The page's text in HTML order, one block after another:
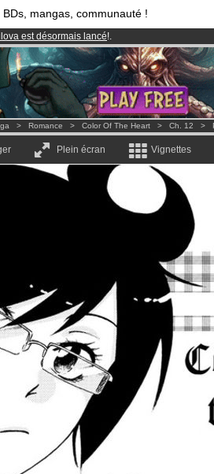
BDs, mangas, communauté !
est désormais lancé!.
à partir de3.95 eurospar mois !Clique ici
et 1000BDs & Mangas!
> Romance > Color Of The Heart > Ch. 12 >
Plein écran Vignettes